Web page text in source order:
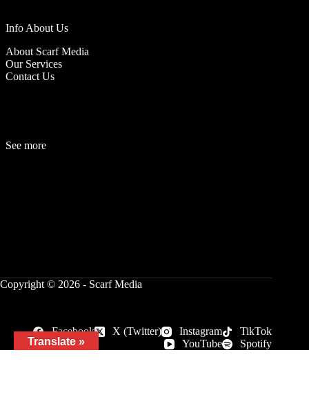
Info About Us
About Scarf Media
Our Services
Contact Us
See more
Copyright © 2026 - Scarf Media
Facebook X (Twitter) Instagram
TikTok
YouTube
Spotify
Translate »